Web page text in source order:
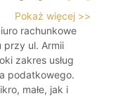
Pokaż więcej >>
rachunkowe
przy ul. Armii
zakres usług
podatkowego.
małe, jak i